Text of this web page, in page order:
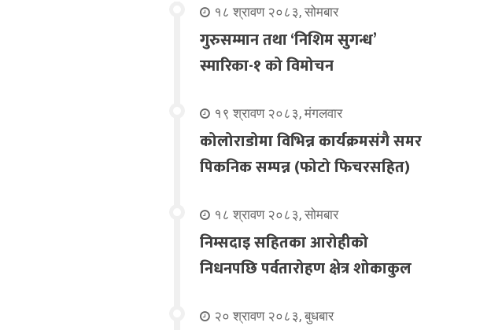
१८ श्रावण २०८३, सोमबार
गुरुसम्मान तथा ‘निशिम सुगन्ध’
स्मारिका-१ को विमोचन
१९ श्रावण २०८३, मंगलवार
कोलोराडोमा विभिन्न कार्यक्रमसंगै समर
पिकनिक सम्पन्न (फोटो फिचरसहित)
१८ श्रावण २०८३, सोमबार
निम्सदाइ सहितका आरोहीको
निधनपछि पर्वतारोहण क्षेत्र शोकाकुल
२० श्रावण २०८३, बुधबार